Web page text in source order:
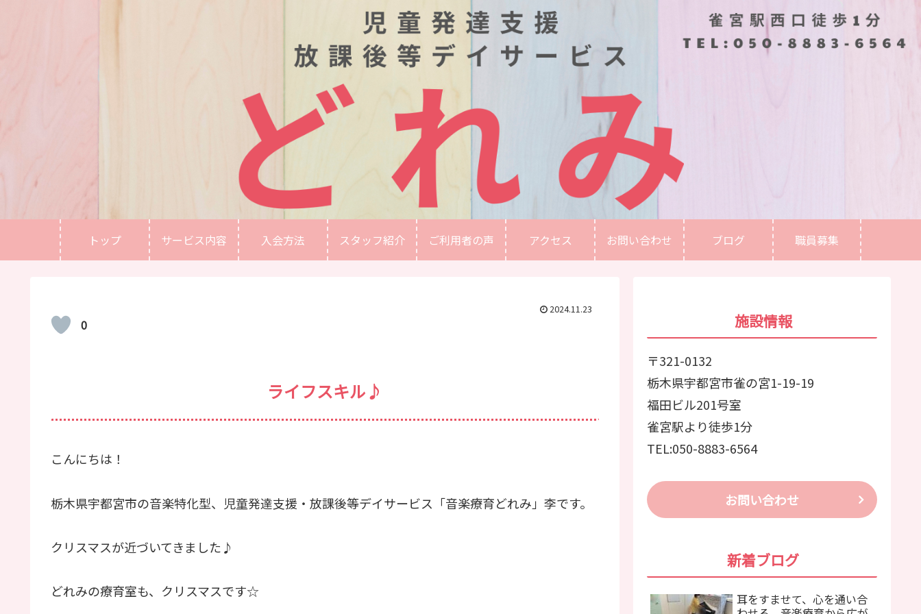
トップ サービス内容 入会方法 スタッフ紹介 ご利用者の声 アクセス お問い合わせ ブログ 職員募集
2024.11.23
0
ライフスキル♪
こんにちは！
栃木県宇都宮市の音楽特化型、児童発達支援・放課後等デイサービス「音楽療育どれみ」李です。
クリスマスが近づいてきました♪
どれみの療育室も、クリスマスです☆
施設情報
〒321-0132
栃木県宇都宮市雀の宮1-19-19
福田ビル201号室
雀宮駅より徒歩1分
TEL:050-8883-6564
お問い合わせ
新着ブログ
耳をすませて、心を通い合